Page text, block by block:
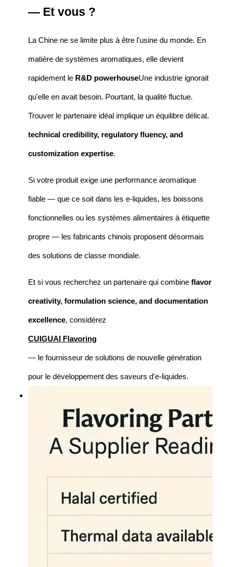
— Et vous ?
La Chine ne se limite plus à être l'usine du monde. En
matière de systèmes aromatiques, elle devient
rapidement le R&D powerhouseUne industrie ignorait
qu'elle en avait besoin. Pourtant, la qualité fluctue.
Trouver le partenaire idéal implique un équilibre délicat.
technical credibility, regulatory fluency, and
customization expertise.
Si votre produit exige une performance aromatique
fiable — que ce soit dans les e-liquides, les boissons
fonctionnelles ou les systèmes alimentaires à étiquette
propre — les fabricants chinois proposent désormais
des solutions de classe mondiale.
Et si vous recherchez un partenaire qui combine flavor
creativity, formulation science, and documentation
excellence, considérez
CUIGUAI Flavoring
— le fournisseur de solutions de nouvelle génération
pour le développement des saveurs d'e-liquides.